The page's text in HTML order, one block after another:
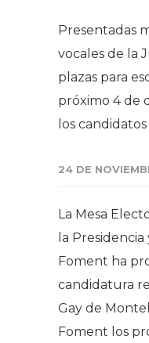
Presentadas
vocales de la
plazas para
próximo 4 de
los candidatos
24 DE
La Mesa
la
Foment ha
candidatura
Gay de
Foment los